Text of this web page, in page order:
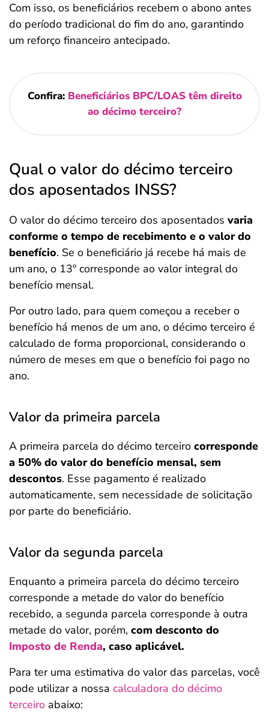
Com isso, os beneficiários recebem o abono antes
do período tradicional do fim do ano, garantindo
um reforço financeiro antecipado.
Confira: Beneficiários BPC/LOAS têm direito
ao décimo terceiro?
Qual o valor do décimo terceiro
dos aposentados INSS?
O valor do décimo terceiro dos aposentados varia
conforme o tempo de recebimento e o valor do
benefício. Se o beneficiário já recebe há mais de
um ano, o 13º corresponde ao valor integral do
benefício mensal.
Por outro lado, para quem começou a receber o
benefício há menos de um ano, o décimo terceiro é
calculado de forma proporcional, considerando o
número de meses em que o benefício foi pago no
ano.
Valor da primeira parcela
A primeira parcela do décimo terceiro corresponde
a 50% do valor do benefício mensal, sem
descontos. Esse pagamento é realizado
automaticamente, sem necessidade de solicitação
por parte do beneficiário.
Valor da segunda parcela
Enquanto a primeira parcela do décimo terceiro
corresponde a metade do valor do benefício
recebido, a segunda parcela corresponde à outra
metade do valor, porém, com desconto do
Imposto de Renda, caso aplicável.
Para ter uma estimativa do valor das parcelas, você
pode utilizar a nossa calculadora do décimo
terceiro abaixo: